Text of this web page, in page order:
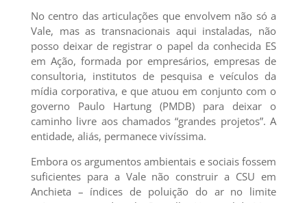
No centro das articulações que envolvem não só a
Vale, mas as transnacionais aqui instaladas, não
posso deixar de registrar o papel da conhecida ES
em Ação, formada por empresários, empresas de
consultoria, institutos de pesquisa e veículos da
mídia corporativa, e que atuou em conjunto com o
governo Paulo Hartung (PMDB) para deixar o
caminho livre aos chamados “grandes projetos”. A
entidade, aliás, permanece vivíssima.
Embora os argumentos ambientais e sociais fossem
suficientes para a Vale não construir a CSU em
Anchieta – índices de poluição do ar no limite